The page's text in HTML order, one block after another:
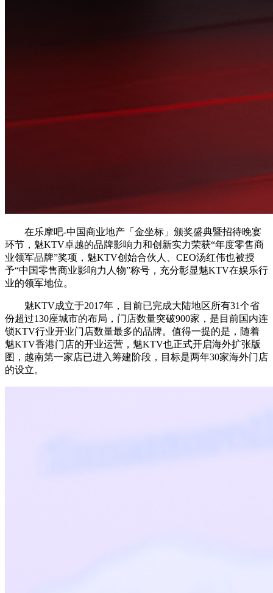
在乐摩吧-中国商业地产「金坐标」颁奖盛典暨招待晚宴
环节，魅KTV卓越的品牌影响力和创新实力荣获“年度零售商
业领军品牌”奖项，魅KTV创始合伙人、CEO汤红伟也被授
予“中国零售商业影响力人物”称号，充分彰显魅KTV在娱乐行
业的领军地位。
魅KTV成立于2017年，目前已完成大陆地区所有31个省
份超过130座城市的布局，门店数量突破900家，是目前国内连
锁KTV行业开业门店数量最多的品牌。值得一提的是，随着
魅KTV香港门店的开业运营，魅KTV也正式开启海外扩张版
图，越南第一家店已进入筹建阶段，目标是两年30家海外门店
的设立。